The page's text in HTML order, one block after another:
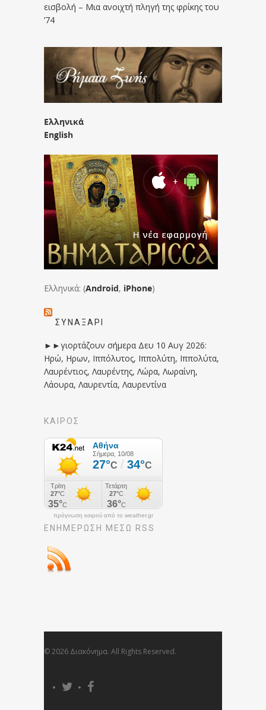
εισβολή – Μια ανοιχτή πληγή της φρίκης του
’74
Ελληνικά
English
Ελληνικά: (Android, iPhone)
ΣΥΝΑΞΆΡΙ
►►γιορτάζουν σήμερα Δευ 10 Αυγ 2026:
Ηρώ, Ηρων, Ιππόλυτος, Ιππολύτη, Ιππολύτα,
Λαυρέντιος, Λαυρέντης, Λώρα, Λωραίνη,
Λάουρα, Λαυρεντία, Λαυρεντίνα
ΚΑΙΡΟΣ
πρόγνωση καιρού από το weather.gr
ΕΝΗΜΈΡΩΣΉ ΜΕΣΩ RSS
© 2026 Διακόνημα. All Rights Reserved.